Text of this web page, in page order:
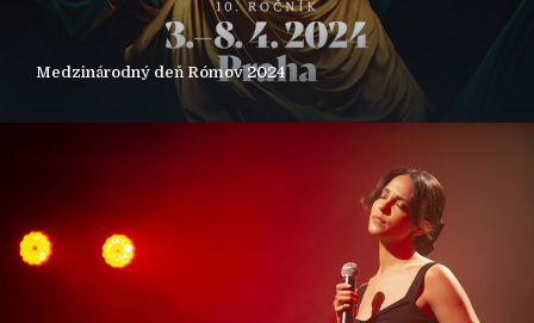
Medzinárodný deň Rómov 2024